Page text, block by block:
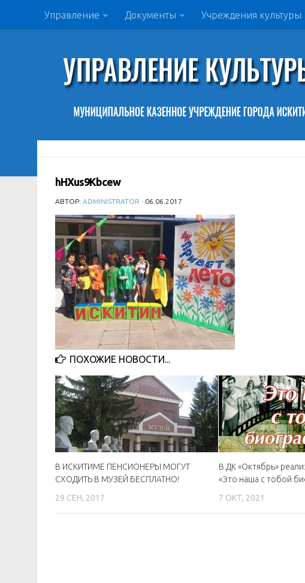
Управление Документы Учреждения культуры
hHXus9Kbcew
АВТОР: ADMINISTRATOR · 06.06.2017
ПОХОЖИЕ НОВОСТИ...
В ИСКИТИМЕ ПЕНСИОНЕРЫ МОГУТ
СХОДИТЬ В МУЗЕЙ БЕСПЛАТНО!
29 СЕН, 2017
В ДК «Октябрь»
«Это наша с тобой
7 ОКТ, 2021